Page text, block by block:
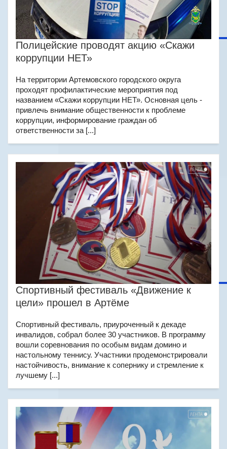
Полицейские проводят акцию «Скажи
коррупции НЕТ»
На территории Артемовского городского округа
проходят профилактические мероприятия под
названием «Скажи коррупции НЕТ». Основная цель -
привлечь внимание общественности к проблеме
коррупции, информирование граждан об
ответственности за [...]
Спортивный фестиваль «Движение к
цели» прошел в Артёме
Спортивный фестиваль, приуроченный к декаде
инвалидов, собрал более 30 участников. В программу
вошли соревнования по особым видам домино и
настольному теннису. Участники продемонстрировали
настойчивость, внимание к сопернику и стремление к
лучшему [...]